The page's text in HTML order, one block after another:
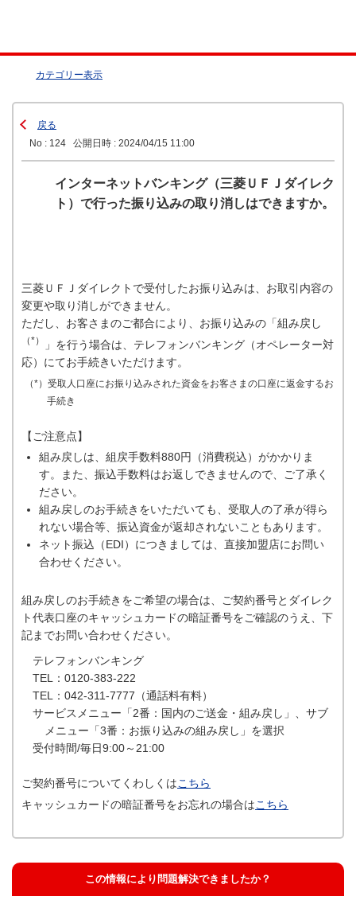
カテゴリー表示
戻る
No : 124
公開日時 : 2024/04/15 11:00
インターネットバンキング（三菱ＵＦＪダイレク
ト）で行った振り込みの取り消しはできますか。
三菱ＵＦＪダイレクトで受付したお振り込みは、お取引内容の
変更や取り消しができません。
ただし、お客さまのご都合により、お振り込みの「組み戻し
（*）
」を行う場合は、テレフォンバンキング（オペレーター対
応）にてお手続きいただけます。
（*）受取人口座にお振り込みされた資金をお客さまの口座に返金するお
手続き
【ご注意点】
組み戻しは、組戻手数料880円（消費税込）がかかりま
す。また、振込手数料はお返しできませんので、ご了承く
ださい。
組み戻しのお手続きをいただいても、受取人の了承が得ら
れない場合等、振込資金が返却されないこともあります。
ネット振込（EDI）につきましては、直接加盟店にお問い
合わせください。
組み戻しのお手続きをご希望の場合は、ご契約番号とダイレク
ト代表口座のキャッシュカードの暗証番号をご確認のうえ、下
記までお問い合わせください。
テレフォンバンキング
TEL：0120-383-222
TEL：042-311-7777（通話料有料）
サービスメニュー「2番：国内のご送金・組み戻し」、サブ
メニュー「3番：お振り込みの組み戻し」を選択
受付時間/毎日9:00～21:00
ご契約番号についてくわしくはこちら
キャッシュカードの暗証番号をお忘れの場合はこちら
この情報により問題解決できましたか？